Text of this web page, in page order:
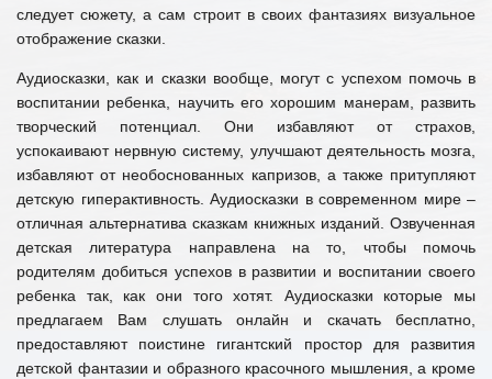
следует сюжету, а сам строит в своих фантазиях визуальное
отображение сказки.
Аудиосказки, как и сказки вообще, могут с успехом помочь в
воспитании ребенка, научить его хорошим манерам, развить
творческий потенциал. Они избавляют от страхов,
успокаивают нервную систему, улучшают деятельность мозга,
избавляют от необоснованных капризов, а также притупляют
детскую гиперактивность. Аудиосказки в современном мире –
отличная альтернатива сказкам книжных изданий. Озвученная
детская литература направлена на то, чтобы помочь
родителям добиться успехов в развитии и воспитании своего
ребенка так, как они того хотят. Аудиосказки которые мы
предлагаем Вам слушать онлайн и скачать бесплатно,
предоставляют поистине гигантский простор для развития
детской фантазии и образного красочного мышления, а кроме